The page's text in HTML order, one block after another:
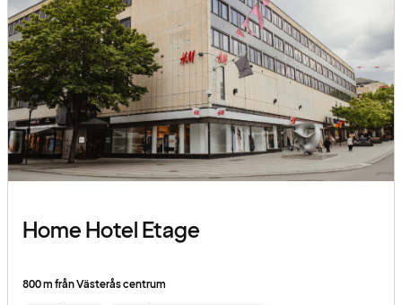
Home Hotel Etage
800 m från Västerås centrum